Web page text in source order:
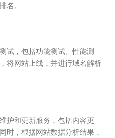
名。
试，包括功能测试、性能测
将网站上线，并进行域名解析
护和更新服务，包括内容更
时，根据网站数据分析结果，